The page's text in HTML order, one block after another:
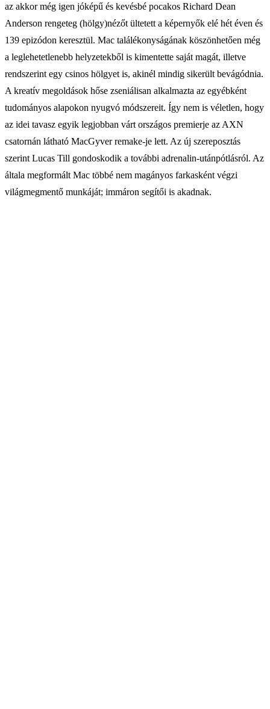
az akkor még igen jóképű és kevésbé pocakos Richard Dean
Anderson rengeteg (hölgy)nézőt ültetett a képernyők elé hét éven és
139 epizódon keresztül. Mac találékonyságának köszönhetően még
a leglehetetlenebb helyzetekből is kimentette saját magát, illetve
rendszerint egy csinos hölgyet is, akinél mindig sikerült bevágódnia.
A kreatív megoldások hőse zseniálisan alkalmazta az egyébként
tudományos alapokon nyugvó módszereit. Így nem is véletlen, hogy
az idei tavasz egyik legjobban várt országos premierje az AXN
csatornán látható MacGyver remake-je lett. Az új szereposztás
szerint Lucas Till gondoskodik a további adrenalin-utánpótlásról. Az
általa megformált Mac többé nem magányos farkasként végzi
világmegmentő munkáját; immáron segítői is akadnak.